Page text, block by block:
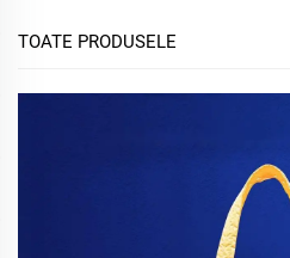
TOATE PRODUSELE